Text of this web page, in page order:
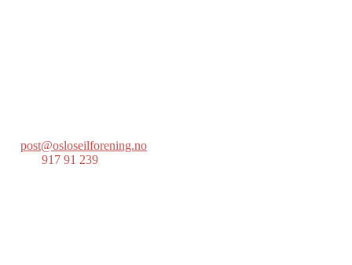
post@osloseilforening.no
917 91 239